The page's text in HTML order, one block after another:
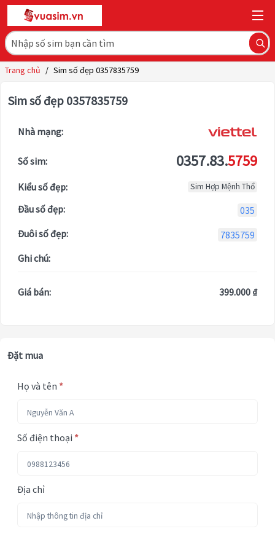
Trang chủ / Sim số đẹp 0357835759
Sim số đẹp 0357835759
Nhà mạng:
Số sim: 0357.83.5759
Kiểu số đẹp: Sim Hợp Mệnh Thổ
Đầu số đẹp:
035
Đuôi số đẹp:
7835759
Ghi chú:
Giá bán: 399.000 ₫
Đặt mua
Họ và tên *
Số điện thoại *
Địa chỉ